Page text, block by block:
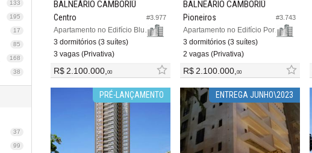
133
195
17
85
168
38
37
99
#3.977
BALNEÁRIO CAMBORIÚ
Centro
Apartamento no Edifício Blue Life Residence
3 dormitórios (3 suítes)
3 vagas (Privativa)
R$ 2.100.000, 00
#3.743
BALNEÁRIO CAMBORIÚ
Pioneiros
Apartamento no Edifício Porto Ruby
3 dormitórios (3 suítes)
2 vagas (Privativa)
R$ 2.100.000, 00
PRÉ-LANÇAMENTO ENTREGA JUNHO\2023